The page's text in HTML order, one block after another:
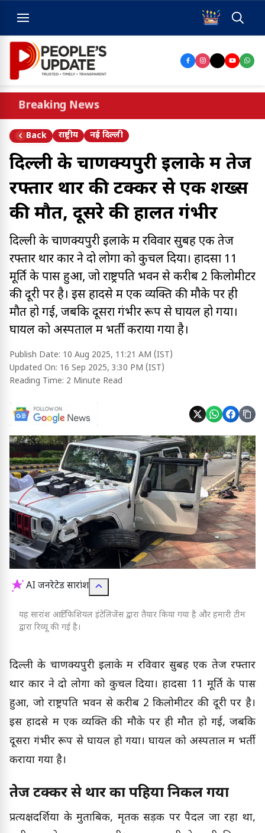
Breaking News
Back राष्ट्रीय नई दिल्ली
दिल्ली के चाणक्यपुरी इलाके में तेज
रफ्तार थार की टक्कर से एक शख्स
की मौत, दूसरे की हालत गंभीर
दिल्ली के चाणक्यपुरी इलाके में रविवार सुबह एक तेज
रफ्तार थार कार ने दो लोगों को कुचल दिया। हादसा 11
मूर्ति के पास हुआ, जो राष्ट्रपति भवन से करीब 2 किलोमीटर
की दूरी पर है। इस हादसे में एक व्यक्ति की मौके पर ही
मौत हो गई, जबकि दूसरा गंभीर रूप से घायल हो गया।
घायल को अस्पताल में भर्ती कराया गया है।
Publish Date: 10 Aug 2025, 11:21 AM (IST)
Updated On: 16 Sep 2025, 3:30 PM (IST)
Reading Time: 2 Minute Read
AI जनरेटेड सारांश
यह सारांश आर्टिफिशियल इंटेलिजेंस द्वारा तैयार किया गया है और हमारी टीम
द्वारा रिव्यू की गई है।
दिल्ली के चाणक्यपुरी इलाके में रविवार सुबह एक तेज रफ्तार
थार कार ने दो लोगों को कुचल दिया। हादसा 11 मूर्ति के पास
हुआ, जो राष्ट्रपति भवन से करीब 2 किलोमीटर की दूरी पर है।
इस हादसे में एक व्यक्ति की मौके पर ही मौत हो गई, जबकि
दूसरा गंभीर रूप से घायल हो गया। घायल को अस्पताल में भर्ती
कराया गया है।
तेज टक्कर से थार का पहिया निकल गया
प्रत्यक्षदर्शियों के मुताबिक, मृतक सड़क पर पैदल जा रहा था,